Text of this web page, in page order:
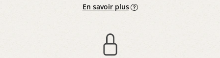
En savoir plus